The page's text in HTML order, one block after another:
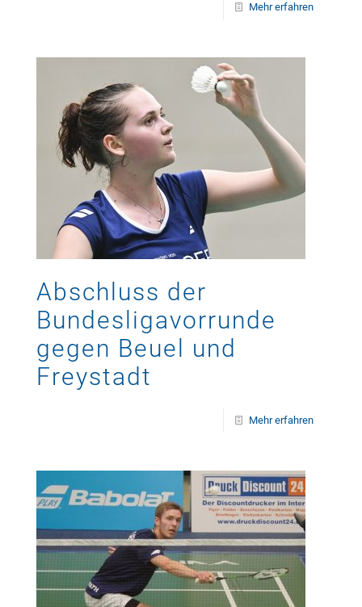
Mehr erfahren
Abschluss der
Bundesligavorrunde
gegen Beuel und
Freystadt
Mehr erfahren